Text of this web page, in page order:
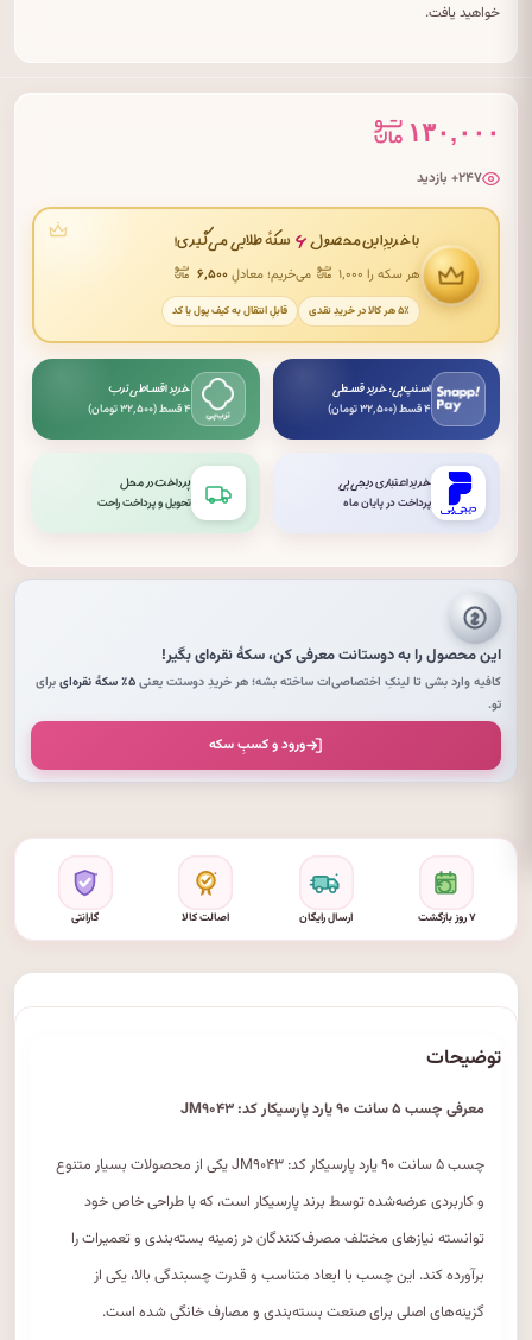
خواهید یافت.
۱۳۰,۰۰۰
۲۴۷+ بازدید
با خریدِ این محصول ۶ سکهٔ طلایی می‌گیری!
هر سکه را ۱٬۰۰۰ می‌خریم؛ معادلِ۶٬۵۰۰
۵٪ هر کالا در خریدِ نقدی قابلِ انتقال به کیف پول یا کد
اسنپ‌پی: خرید قسطی
۴ قسط (۳۲٬۵۰۰ تومان)
خرید اقساطی ترب
۴ قسط (۳۲٬۵۰۰ تومان)
خرید اعتباری دیجی‌پی
پرداخت در پایان ماه
پرداخت در محل
تحویل و پرداخت راحت
این محصول را به دوستانت معرفی کن،سکهٔ نقره‌ایبگیر!
کافیه وارد بشی تا لینکِ اختصاصی‌ات ساخته بشه؛ هر خریدِ دوستت یعنی۵٪ سکهٔ نقره‌ای
برای
تو.
ورود و کسبِ سکه
۷ روز بازگشت ارسال رایگان اصالت کالا گارانتی
توضیحات
معرفی چسب ۵ سانت ۹۰ یارد پارسیکار کد: JM۹۰۴۳
چسب ۵ سانت ۹۰ یارد پارسیکار کد: JM۹۰۴۳ یکی از محصولات بسیار متنوع
و کاربردی عرضه‌شده توسط برند پارسیکار است، که با طراحی خاص خود
توانسته نیازهای مختلف مصرف‌کنندگان در زمینه بسته‌بندی و تعمیرات را
برآورده کند. این چسب با ابعاد متناسب و قدرت چسبندگی بالا، یکی از
گزینه‌های اصلی برای صنعت بسته‌بندی و مصارف خانگی شده است.